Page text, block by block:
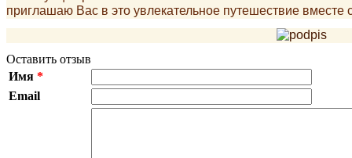
приглашаю Вас в это увлекательное путешествие вместе
Оставить отзыв
Имя *
Email